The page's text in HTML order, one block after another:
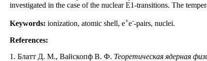
investigated in the case of the nuclear E1-transitions. The
Keywords: ionization, atomic shell, e+e--pairs, nuclei.
References:
1. Блатт Д. М., Вайскопф В. Ф. Теоретическая ядерная